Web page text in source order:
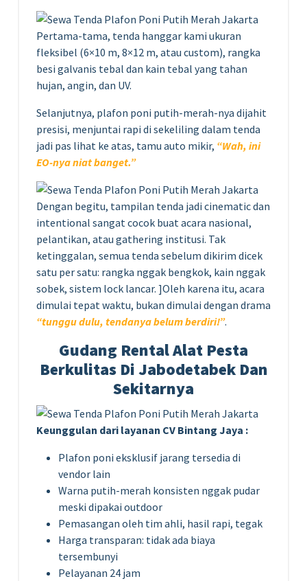
Pertama-tama, tenda hanggar kami ukuran
fleksibel (6×10 m, 8×12 m, atau custom), rangka
besi galvanis tebal dan kain tebal yang tahan
hujan, angin, dan UV.
Selanjutnya, plafon poni putih-merah-nya dijahit
presisi, menjuntai rapi di sekeliling dalam tenda
jadi pas lihat ke atas, tamu auto mikir, “Wah, ini
EO-nya niat banget.”
Dengan begitu, tampilan tenda jadi cinematic dan
intentional sangat cocok buat acara nasional,
pelantikan, atau gathering institusi. Tak
ketinggalan, semua tenda sebelum dikirim dicek
satu per satu: rangka nggak bengkok, kain nggak
sobek, sistem lock lancar. ]Oleh karena itu, acara
dimulai tepat waktu, bukan dimulai dengan drama
“tunggu dulu, tendanya belum berdiri!”.
Gudang Rental Alat Pesta
Berkulitas Di Jabodetabek Dan
Sekitarnya
Keunggulan dari layanan CV Bintang Jaya :
Plafon poni eksklusif jarang tersedia di
vendor lain
Warna putih-merah konsisten nggak pudar
meski dipakai outdoor
Pemasangan oleh tim ahli, hasil rapi, tegak
Harga transparan: tidak ada biaya
tersembunyi
Pelayanan 24 jam